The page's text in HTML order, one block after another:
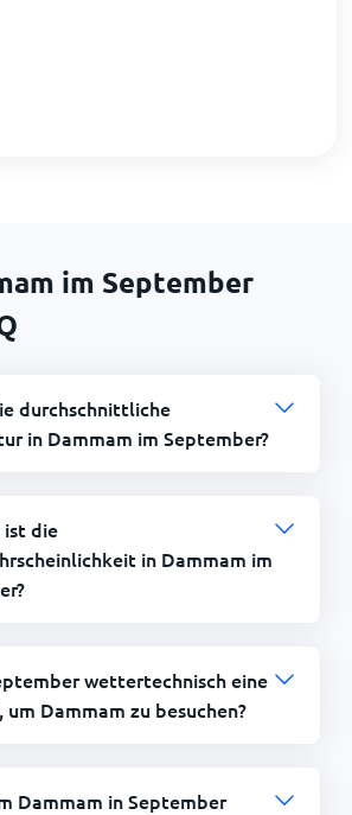
im September
durchschnittliche
in Dammam im September?
ist die
in Dammam im
wettertechnisch eine
Dammam zu besuchen?
Dammam in September